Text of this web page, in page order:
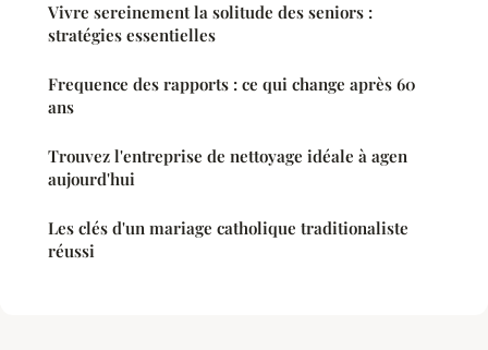
Vivre sereinement la solitude des seniors :
stratégies essentielles
Frequence des rapports : ce qui change après 60
ans
Trouvez l'entreprise de nettoyage idéale à agen
aujourd'hui
Les clés d'un mariage catholique traditionaliste
réussi